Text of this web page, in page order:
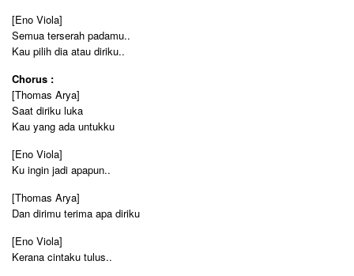
[Eno Viola]
Semua terserah padamu..
Kau pilih dia atau diriku..
Chorus :
[Thomas Arya]
Saat diriku luka
Kau yang ada untukku
[Eno Viola]
Ku ingin jadi apapun..
[Thomas Arya]
Dan dirimu terima apa diriku
[Eno Viola]
Kerana cintaku tulus..